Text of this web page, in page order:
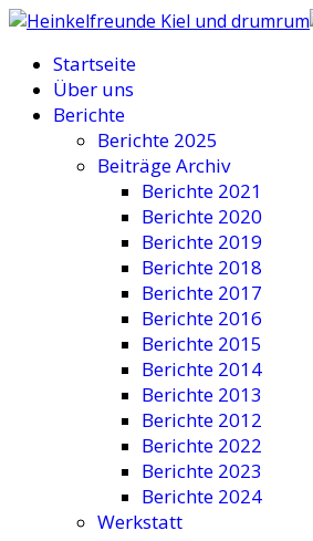
Startseite
Über uns
Berichte
Berichte 2025
Beiträge Archiv
Berichte 2021
Berichte 2020
Berichte 2019
Berichte 2018
Berichte 2017
Berichte 2016
Berichte 2015
Berichte 2014
Berichte 2013
Berichte 2012
Berichte 2022
Berichte 2023
Berichte 2024
Werkstatt